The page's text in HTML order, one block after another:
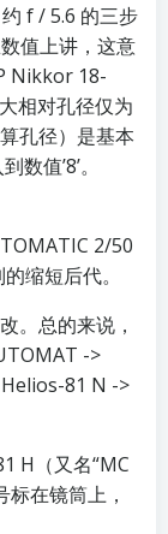
f / 5.6 的三步
值上讲，这意
Nikkor 18-
相对孔径仅为
孔径）是基本
值’8’。
2/50
缩短后代。
。总的来说，
->
81 N ->
H（又名“MC
在镜筒上，